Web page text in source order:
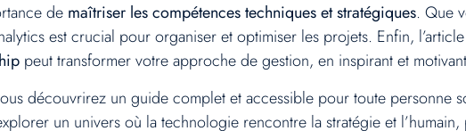
de maîtriser les compétences techniques et stratégiques. Que
est crucial pour organiser et optimiser les projets. Enfin,
peut transformer votre approche de gestion, en inspirant et
découvrirez un guide complet et accessible pour toute personne
un univers où la technologie rencontre la stratégie et